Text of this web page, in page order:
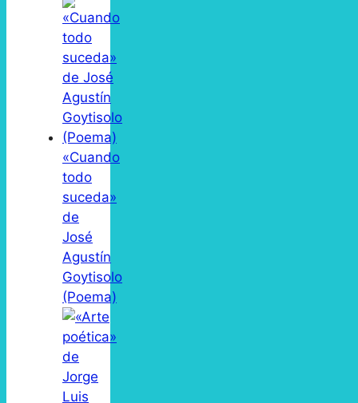
«Cuando
todo
suceda»
de
José
Agustín
Goytisolo
(Poema)